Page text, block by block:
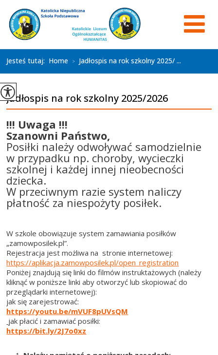
Jesteś tutaj: Home > Jadłospis na rok szkolny 2025/ ...
Jadłospis na rok szkolny 2025/2026
!!! Uwaga !!!
Szanowni Państwo,
Posiłki należy odwoływać samodzielnie
w przypadku np. choroby, wycieczki
szkolnej i każdej innej nieobecności
dziecka.
W przeciwnym razie system naliczy
płatność za niespożyty posiłek.
W szkole obowiązuje system zamawiania posiłków
„zamowposilek.pl”.
Rejestracja jest możliwa na stronie internetowej:
https://aplikacja.zamowposilek.pl/open_registration
Poniżej znajdują się linki do filmów instruktażowych (należy
kliknąć w poniższe linki aby otworzyć lub skopiować do
przeglądarki internetowej):
jak się zarejestrować:
https://youtu.be/mVUF8pUVsQM
jak płacić i zamawiać posiłki:
https://bit.ly/2J7o0xz